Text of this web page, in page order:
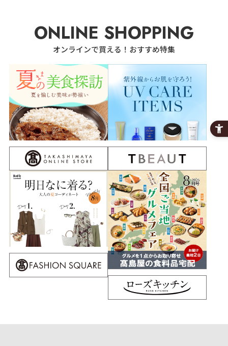
ONLINE SHOPPING
オンラインで買える！おすすめ特集